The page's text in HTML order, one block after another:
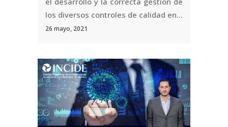
los diversos controles de calidad en...
26 mayo, 2021